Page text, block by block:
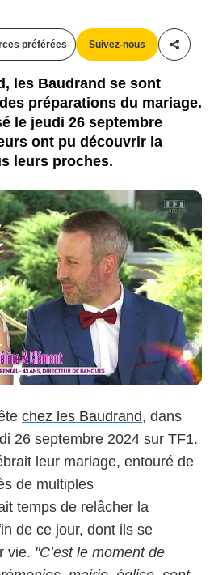
préférées Suivez-nous
les Baudrand se sont
préparations du mariage.
le jeudi 26 septembre
ont pu découvrir la
leurs proches.
TF1 / Familles nombreuses
chez les Baudrand, dans
26 septembre 2024 sur TF1.
leur mariage, entouré de
de multiples
temps de relâcher la
de ce jour, dont ils se
vie. "C’est le moment de